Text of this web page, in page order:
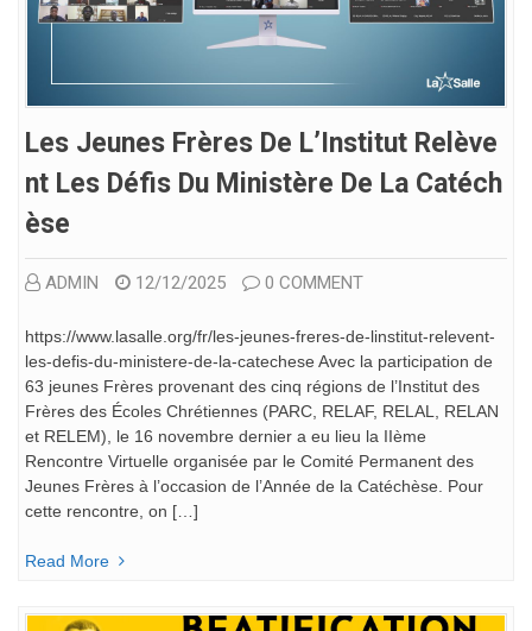
Les Jeunes Frères De L’Institut Relève
Nt Les Défis Du Ministère De La Catéch
Èse
ADMIN 12/12/2025 0 COMMENT
https://www.lasalle.org/fr/les-jeunes-freres-de-linstitut-relevent-
les-defis-du-ministere-de-la-catechese Avec la participation de
63 jeunes Frères provenant des cinq régions de l’Institut des
Frères des Écoles Chrétiennes (PARC, RELAF, RELAL, RELAN
et RELEM), le 16 novembre dernier a eu lieu la IIème
Rencontre Virtuelle organisée par le Comité Permanent des
Jeunes Frères à l’occasion de l’Année de la Catéchèse. Pour
cette rencontre, on […]
Read More